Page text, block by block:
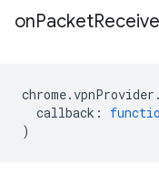
onPacket
chrome.vpnProvider .
callback :
)